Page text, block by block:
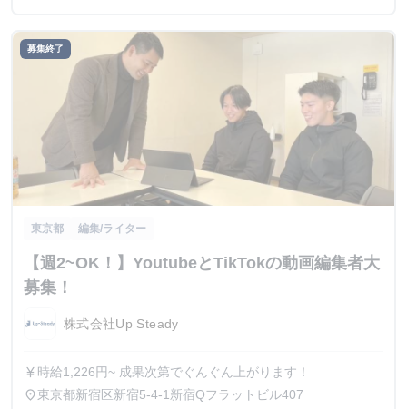
募集終了
東京都 編集/ライター
【週2~OK！】YoutubeとTikTokの動画編集者大
募集！
株式会社Up Steady
currency_yen 時給1,226円~ 成果次第でぐんぐん上がります！
place東京都新宿区新宿5-4-1新宿Qフラットビル407